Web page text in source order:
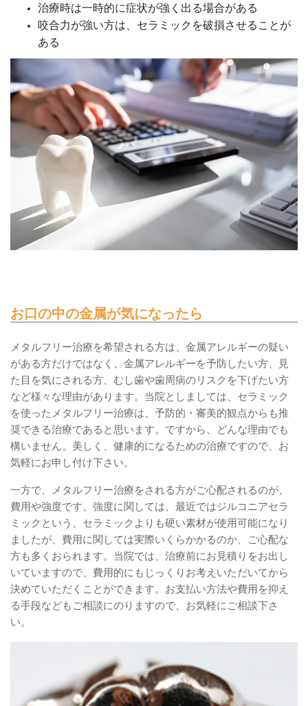
治療時は一時的に症状が強く出る場合がある
咬合力が強い方は、セラミックを破損させることが
ある
お口の中の金属が気になったら
メタルフリー治療を希望される方は、金属アレルギーの疑い
がある方だけではなく、金属アレルギーを予防したい方、見
た目を気にされる方、むし歯や歯周病のリスクを下げたい方
など様々な理由があります。当院としましては、セラミック
を使ったメタルフリー治療は、予防的・審美的観点からも推
奨できる治療であると思います。ですから、どんな理由でも
構いません。美しく、健康的になるための治療ですので、お
気軽にお申し付け下さい。
一方で、メタルフリー治療をされる方がご心配されるのが、
費用や強度です。強度に関しては、最近ではジルコニアセラ
ミックという、セラミックよりも硬い素材が使用可能になり
ましたが、費用に関しては実際いくらかかるのか、ご心配な
方も多くおられます。当院では、治療前にお見積りをお出し
いていますので、費用的にもじっくりお考えいただいてから
決めていただくことができます。お支払い方法や費用を抑え
る手段などもご相談にのりますので、お気軽にご相談下さ
い。